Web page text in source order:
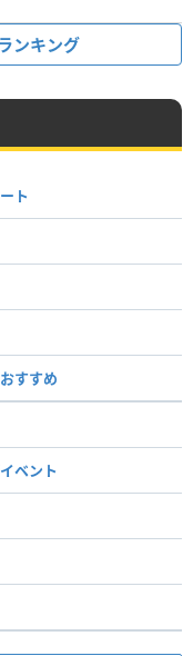
ンキング
ト
すすめ
ベント